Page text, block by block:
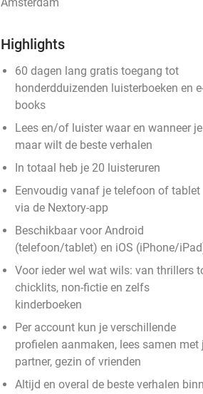
Highlights
60 dagen lang gratis toegang tot
honderdduizenden luisterboeken en
books
Lees en/of luister waar en wanneer je
maar wilt de beste verhalen
In totaal heb je 20 luisteruren
Eenvoudig vanaf je telefoon of tablet
via de Nextory-app
Beschikbaar voor Android
(telefoon/tablet) en iOS (iPhone/
Voor ieder wel wat wils: van thrillers
chicklits, non-fictie en zelfs
kinderboeken
Per account kun je verschillende
profielen aanmaken, lees samen met
partner, gezin of vrienden
Altijd en overal de beste verhalen